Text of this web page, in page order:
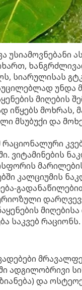
უსიამოვნებანი
სიარულისას
უნდა
მიღების
იწყებს მოხრას,
მსუბუქი და
რაციონალური
ვიტამინების
კალციუმის
საკვებ რაციონს.
ადგილობრივი
და